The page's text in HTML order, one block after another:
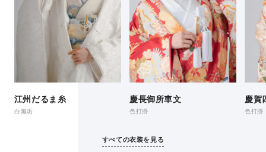
江州だるま糸
白無垢
慶長御所車文
色打掛
慶賀
色打掛
すべての衣装を見る